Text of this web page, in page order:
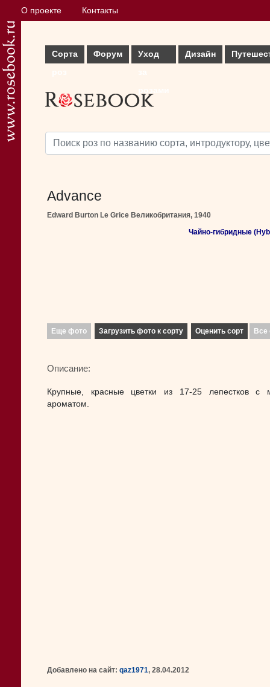
О проекте Контакты
Сорта
Форум
Уход
Дизайн
Advance
Edward Burton Le Grice Великобритания, 1940
Чайно-гибридные
Еще фото Загрузить фото к сорту Оценить сорт Все
Описание:
Крупные, красные цветки из 17-25 лепестков с
ароматом.
Добавлено на сайт: qaz1971, 28.04.2012